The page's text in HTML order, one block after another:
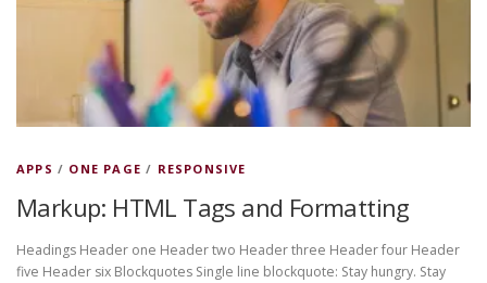
APPS / ONE PAGE / RESPONSIVE
Markup: HTML Tags and Formatting
Headings Header one Header two Header three Header four Header
five Header six Blockquotes Single line blockquote: Stay hungry. Stay